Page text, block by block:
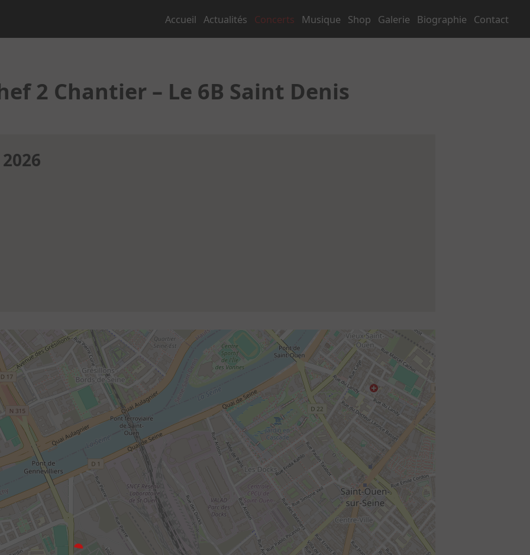
Accueil Actualités Concerts Musique Shop Galerie Biographie Contact
2 Chantier – Le 6B Saint Denis